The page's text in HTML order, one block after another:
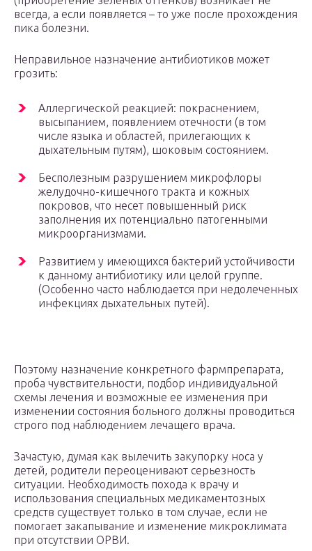
всегда, а если появляется – то уже после прохождения
пика болезни.
Неправильное назначение антибиотиков может
грозить:
Аллергической реакцией: покраснением,
высыпанием, появлением отечности (в том
числе языка и областей, прилегающих к
дыхательным путям), шоковым состоянием.
Бесполезным разрушением микрофлоры
желудочно-кишечного тракта и кожных
покровов, что несет повышенный риск
заполнения их потенциально патогенными
микроорганизмами.
Развитием у имеющихся бактерий устойчивости
к данному антибиотику или целой группе.
(Особенно часто наблюдается при недолеченных
инфекциях дыхательных путей).
Поэтому назначение конкретного фармпрепарата,
проба чувствительности, подбор индивидуальной
схемы лечения и возможные ее изменения при
изменении состояния больного должны проводиться
строго под наблюдением лечащего врача.
Зачастую, думая как вылечить закупорку носа у
детей, родители переоценивают серьезность
ситуации. Необходимость похода к врачу и
использования специальных медикаментозных
средств существует только в том случае, если не
помогает закапывание и изменение микроклимата
при отсутствии ОРВИ.